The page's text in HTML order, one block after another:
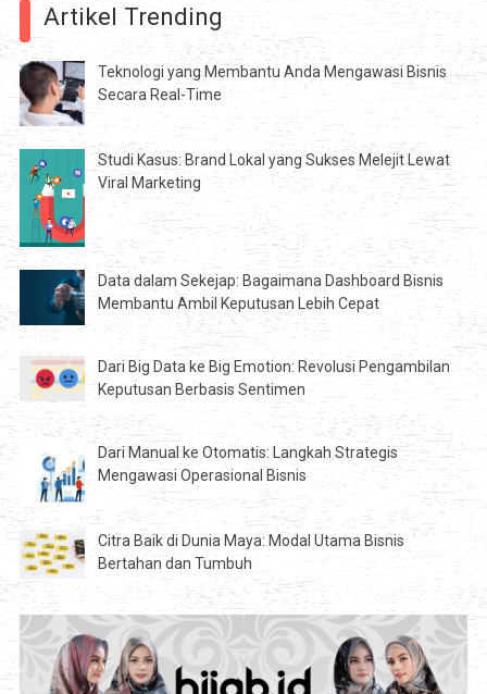
Artikel Trending
Teknologi yang Membantu Anda Mengawasi Bisnis
Secara Real-Time
Studi Kasus: Brand Lokal yang Sukses Melejit Lewat
Viral Marketing
Data dalam Sekejap: Bagaimana Dashboard Bisnis
Membantu Ambil Keputusan Lebih Cepat
Dari Big Data ke Big Emotion: Revolusi Pengambilan
Keputusan Berbasis Sentimen
Dari Manual ke Otomatis: Langkah Strategis
Mengawasi Operasional Bisnis
Citra Baik di Dunia Maya: Modal Utama Bisnis
Bertahan dan Tumbuh